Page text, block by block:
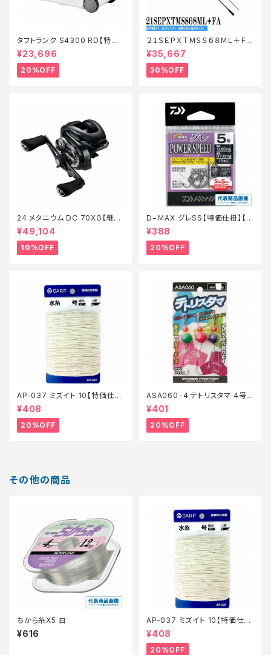
タフトランク S4300 RD【特価
装備】【20】
¥23,696
20%OFF
２１ＳＥＰＸＴＭＳＳ６８ＭＬ＋ＦＡ
【特価ロッド】【30】
¥35,667
30%OFF
24 メタニウム DC 70XG【継続
セール_リール】【10】
¥49,104
10%OFF
D−ＭAX グレSS【特価仕掛】【2
0】
¥388
20%OFF
AP-037 ミズイト 10【特価仕
掛】【20】
¥408
20%OFF
ASA060−4 テトリスタマ 4号
【特価仕掛】【20】
¥401
20%OFF
その他の商品
ちから糸X5 白
¥616
AP-037 ミズイト 10【特価仕
掛】【20】
¥408
20%OFF